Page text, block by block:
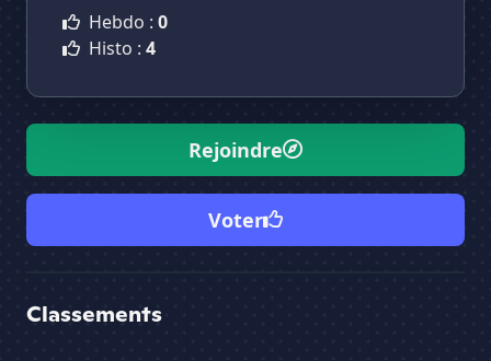
Hebdo : 0
Histo : 4
Rejoindre
Voter
Classements